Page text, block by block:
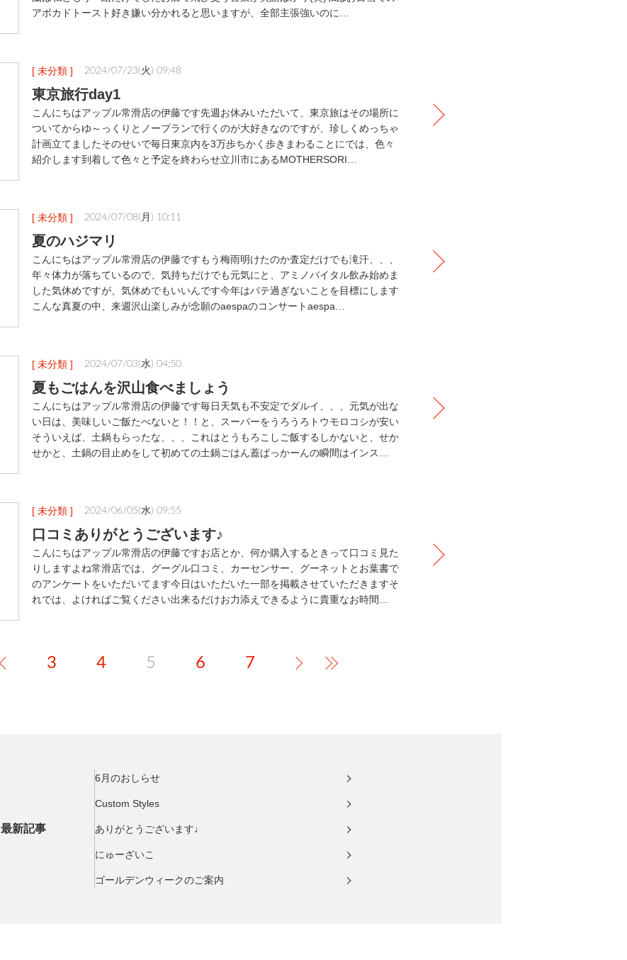
アボカドトースト好き嫌い分かれると思いますが、全部主張強いのに…
[ 未分類 ] 2024/07/23(火) 09:48
東京旅行day1
こんにちはアップル常滑店の伊藤です先週お休みいただいて、東京旅はその場所に
ついてからゆ～っくりとノープランで行くのが大好きなのですが、珍しくめっちゃ
計画立てましたそのせいで毎日東京内を3万歩ちかく歩きまわることにでは、色々
紹介します到着して色々と予定を終わらせ立川市にあるMOTHERSORI…
[ 未分類 ] 2024/07/08(月) 10:11
夏のハジマリ
こんにちはアップル常滑店の伊藤ですもう梅雨明けたのか査定だけでも滝汗、、、
年々体力が落ちているので、気持ちだけでも元気にと、アミノバイタル飲み始めま
した気休めですが、気休めでもいいんです今年はバテ過ぎないことを目標にします
こんな真夏の中、来週沢山楽しみが念願のaespaのコンサートaespa…
[ 未分類 ] 2024/07/03(水) 04:50
夏もごはんを沢山食べましょう
こんにちはアップル常滑店の伊藤です毎日天気も不安定でダルイ、、、元気が出な
い日は、美味しいご飯たべないと！！と、スーパーをうろうろトウモロコシが安い
そういえば、土鍋もらったな、、、これはとうもろこしご飯するしかないと、せか
せかと、土鍋の目止めをして初めての土鍋ごはん蓋ぱっかーんの瞬間はインス…
[ 未分類 ] 2024/06/05(水) 09:55
口コミありがとうございます♪
こんにちはアップル常滑店の伊藤ですお店とか、何か購入するときって口コミ見た
りしますよね常滑店では、グーグル口コミ、カーセンサー、グーネットとお葉書で
のアンケートをいただいてます今日はいただいた一部を掲載させていただきますそ
れでは、よければご覧ください出来るだけお力添えできるように貴重なお時間…
3 4 5 6 7
最新記事
6月のおしらせ
Custom Styles
ありがとうございます♩
にゅーざいこ
ゴールデンウィークのご案内